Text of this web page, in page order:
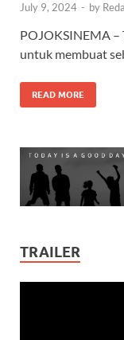
July 9, 2024 - by
POJOKSINEMA –
untuk membuat
READ MORE
TRAILER